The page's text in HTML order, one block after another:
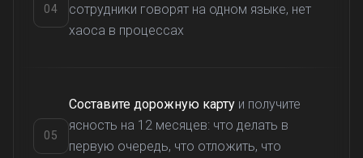
04
сотрудники говорят на одном языке, нет
хаоса в процессах
05
Составите дорожную карту и получите
ясность на 12 месяцев: что делать в
первую очередь, что отложить, что
Работа в группах: обмениваетесь опытом,
узнаете обстановку на рынке и помогаете друг
другу в достижении прорыва